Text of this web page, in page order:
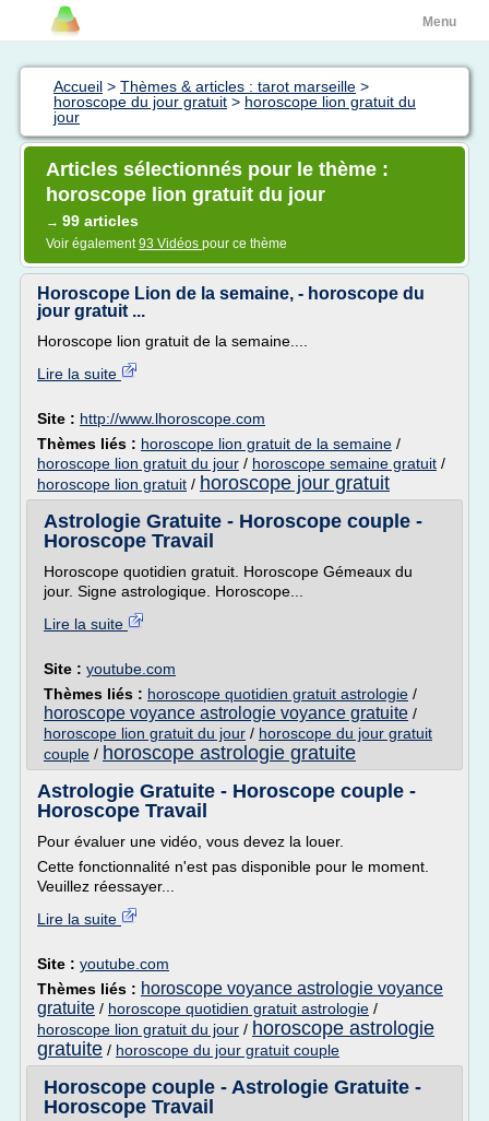
Menu
Accueil > Thèmes & articles : tarot marseille >
horoscope du jour gratuit > horoscope lion gratuit du
jour
Articles sélectionnés pour le thème :
horoscope lion gratuit du jour
→ 99 articles
Voir également93 Vidéos pour ce thème
Horoscope Lion de la semaine, - horoscope du
jour gratuit ...
Horoscope lion gratuit de la semaine....
Lire la suite
Site : http://www.lhoroscope.com
Thèmes liés : horoscope lion gratuit de la semaine /
horoscope lion gratuit du jour / horoscope semaine gratuit /
horoscope lion gratuit / horoscope jour gratuit
Astrologie Gratuite - Horoscope couple -
Horoscope Travail
Horoscope quotidien gratuit. Horoscope Gémeaux du
jour. Signe astrologique. Horoscope...
Lire la suite
Site : youtube.com
Thèmes liés : horoscope quotidien gratuit astrologie /
horoscope voyance astrologie voyance gratuite /
horoscope lion gratuit du jour / horoscope du jour gratuit
couple / horoscope astrologie gratuite
Astrologie Gratuite - Horoscope couple -
Horoscope Travail
Pour évaluer une vidéo, vous devez la louer.
Cette fonctionnalité n'est pas disponible pour le moment.
Veuillez réessayer...
Lire la suite
Site : youtube.com
Thèmes liés : horoscope voyance astrologie voyance
gratuite / horoscope quotidien gratuit astrologie /
horoscope lion gratuit du jour / horoscope astrologie
gratuite / horoscope du jour gratuit couple
Horoscope couple - Astrologie Gratuite -
Horoscope Travail